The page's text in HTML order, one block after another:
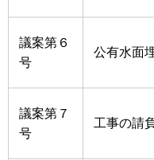
議案第６
号
公有水面
議案第７
号
工事の請